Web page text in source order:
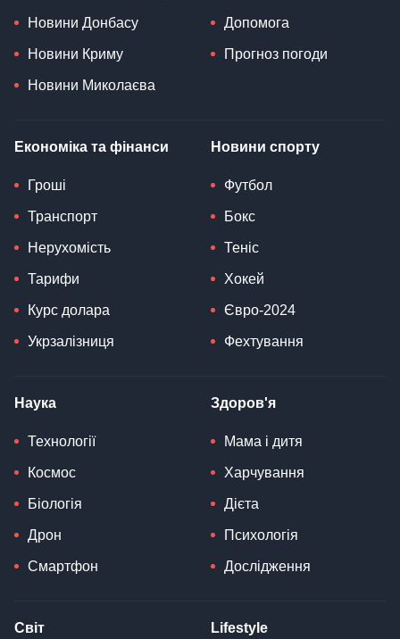
Новини Донбасу
Новини Криму
Новини Миколаєва
Допомога
Прогноз погоди
Економіка та фінанси
Гроші
Транспорт
Нерухомість
Тарифи
Курс долара
Укрзалізниця
Новини спорту
Футбол
Бокс
Теніс
Хокей
Євро-2024
Фехтування
Наука
Технології
Космос
Біологія
Дрон
Смартфон
Здоров'я
Мама і дитя
Харчування
Дієта
Психологія
Дослідження
Світ Lifestyle